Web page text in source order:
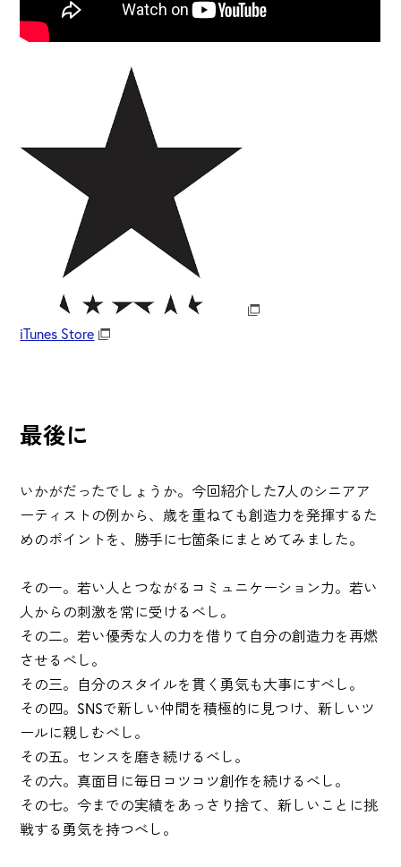
iTunes Store
最後に
いかがだったでしょうか。今回紹介した7人のシニアア
ーティストの例から、歳を重ねても創造力を発揮するた
めのポイントを、勝手に七箇条にまとめてみました。
その一。若い人とつながるコミュニケーション力。若い
人からの刺激を常に受けるべし。
その二。若い優秀な人の力を借りて自分の創造力を再燃
させるべし。
その三。自分のスタイルを貫く勇気も大事にすべし。
その四。SNSで新しい仲間を積極的に見つけ、新しいツ
ールに親しむべし。
その五。センスを磨き続けるべし。
その六。真面目に毎日コツコツ創作を続けるべし。
その七。今までの実績をあっさり捨て、新しいことに挑
戦する勇気を持つべし。